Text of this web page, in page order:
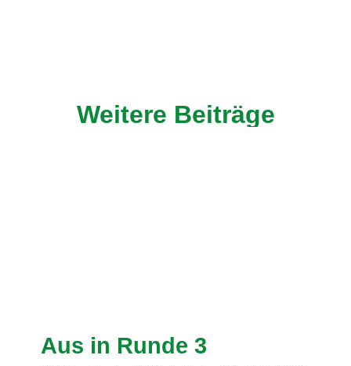
Weitere Beiträge
Aus in Runde 3